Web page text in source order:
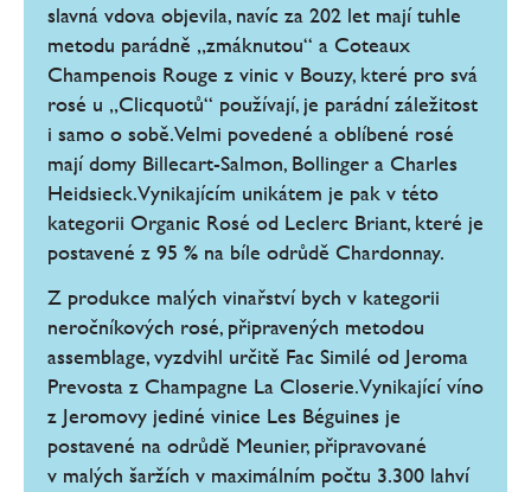
slavná vdova objevila, navíc za 202 let mají tuhle
metodu parádně „zmáknutou“ a Coteaux
Champenois Rouge z vinic v Bouzy, které pro svá
rosé u „Clicquotů“ používají, je parádní záležitost
i samo o sobě. Velmi povedené a oblíbené rosé
mají domy Billecart-Salmon, Bollinger a Charles
Heidsieck. Vynikajícím unikátem je pak v této
kategorii Organic Rosé od Leclerc Briant, které je
postavené z 95 % na bíle odrůdě Chardonnay.
Z produkce malých vinařství bych v kategorii
neročníkových rosé, připravených metodou
assemblage, vyzdvihl určitě Fac Similé od Jeroma
Prevosta z Champagne La Closerie. Vynikající víno
z Jeromovy jediné vinice Les Béguines je
postavené na odrůdě Meunier, připravované
v malých šaržích v maximálním počtu 3.300 lahví